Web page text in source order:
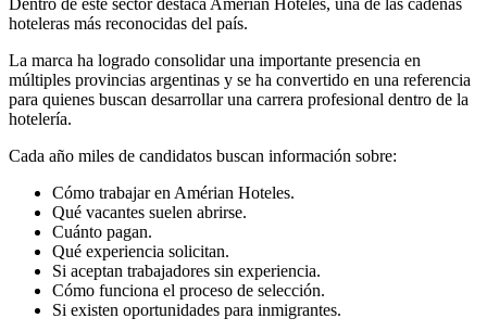
Dentro de este sector destaca Amérian Hoteles, una de las cadenas
hoteleras más reconocidas del país.
La marca ha logrado consolidar una importante presencia en
múltiples provincias argentinas y se ha convertido en una referencia
para quienes buscan desarrollar una carrera profesional dentro de la
hotelería.
Cada año miles de candidatos buscan información sobre:
Cómo trabajar en Amérian Hoteles.
Qué vacantes suelen abrirse.
Cuánto pagan.
Qué experiencia solicitan.
Si aceptan trabajadores sin experiencia.
Cómo funciona el proceso de selección.
Si existen oportunidades para inmigrantes.